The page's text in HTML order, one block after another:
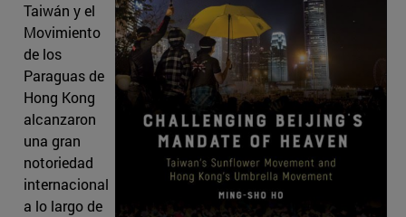
Taiwán y el
Movimiento
de los
Paraguas de
Hong Kong
alcanzaron
una gran
notoriedad
internacional
a lo largo de